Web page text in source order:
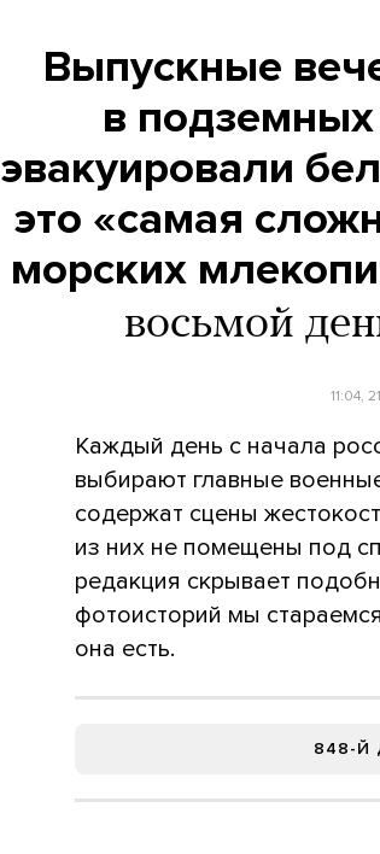
Выпускные
в
эвакуировали
это «самая
морских
восьмой
11:04,
Каждый день с начала
выбирают главные
содержат сцены
из них не помещены под
редакция скрывает
фотоисторий мы
она есть.
848-Й